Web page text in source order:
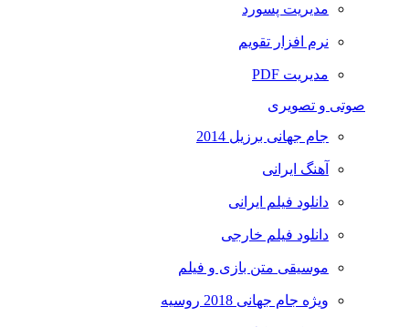
مدیریت پسورد
نرم افزار تقویم
مدیریت PDF
صوتی و تصویری
جام جهانی برزیل 2014
آهنگ ایرانی
دانلود فیلم ایرانی
دانلود فیلم خارجی
موسیقی متن بازی و فیلم
ویژه جام جهانی 2018 روسیه